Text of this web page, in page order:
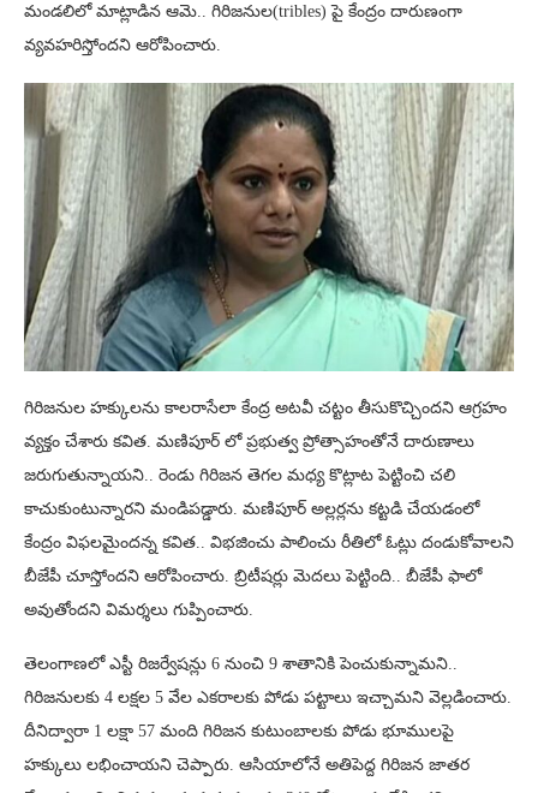
మండలిలో మాట్లాడిన ఆమె.. గిరిజనుల(tribles) పై కేంద్రం దారుణంగా
వ్యవహరిస్తోందని ఆరోపించారు.
గిరిజనుల హక్కులను కాలరాసేలా కేంద్ర అటవీ చట్టం తీసుకొచ్చిందని ఆగ్రహం
వ్యక్తం చేశారు కవిత. మణిపూర్‌ లో ప్రభుత్వ ప్రోత్సాహంతోనే దారుణాలు
జరుగుతున్నాయని.. రెండు గిరిజన తెగల మధ్య కొట్లాట పెట్టించి చలి
కాచుకుంటున్నారని మండిపడ్డారు. మణిపూర్ అల్లర్లను కట్టడి చేయడంలో
కేంద్రం విఫలమైందన్న కవిత.. విభజించు పాలించు రీతిలో ఓట్లు దండుకోవాలని
బీజేపీ చూస్తోందని ఆరోపించారు. బ్రిటీషర్లు మెదలు పెట్టింది‌‌.. బీజేపీ ఫాలో
అవుతోందని విమర్శలు గుప్పించారు.
తెలంగాణలో ఎస్టీ రిజర్వేషన్లు 6 నుంచి 9 శాతానికి పెంచుకున్నామని..
గిరిజనులకు 4 లక్షల 5 వేల ఎకరాలకు పోడు పట్టాలు ఇచ్చామని వెల్లడించారు.
దీనిద్వారా 1 లక్షా 57 మంది గిరిజన కుటుంబాలకు పోడు భూములపై
హక్కులు లభించాయని చెప్పారు. ఆసియాలోనే అతిపెద్ద గిరిజన జాతర